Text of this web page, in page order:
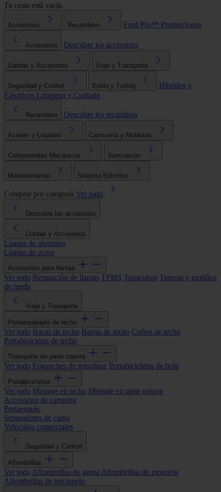
Tu cesta está vacía.
Accesorios Recambios Ford Pro™ Promociones
Accesorios Descubre los accesorios
Llantas y Accesorios Viaje y Transporte
Seguridad y Confort Estilo y Tuning
Híbridos y
Eléctricos Limpieza y Cuidado
Recambios Descubre los recambios
Aceites y Líquidos Carrocería y Molduras
Componentes Mecánicos Iluminación
Mantenimiento Sistema Eléctrico
Comprar por categoría Ver todo
Descubre los accesorios
Llantas y Accesorios
Llantas de aluminio
Llantas de acero
Accesorios para llantas
Ver todo Reparación de llantas TPMS Tapacubos Tuercas y tornillos
de rueda
Viaje y Transporte
Portaequipajes de techo
Ver todo Bacas de techo Barras de techo Cofres de techo
Portabicicletas de techo
Transporte en parte trasera
Ver todo Enganches de remolque Portabicicletas de bola
Portabicicletas
Ver todo Montaje en techo Montaje en parte trasera
Accesorios de camping
Portaesquís
Separadores de carga
Vehículos comerciales
Seguridad y Confort
Alfombrillas
Ver todo Alfombrillas de goma Alfombrillas de moqueta
Alfombrillas de terciopelo